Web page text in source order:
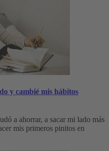
y cambié mis hábitos
a ahorrar, a sacar mi lado más
mis primeros pinitos en